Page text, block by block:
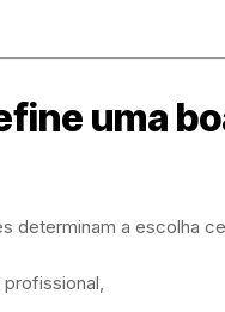
uma
determinam a escolha